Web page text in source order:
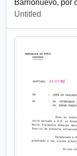
Barrionuevo, por
Untitled